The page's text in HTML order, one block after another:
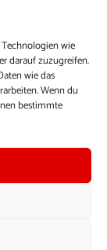
wie
darauf zuzugreifen.
wie das
Wenn du
bestimmte
und
musst
ein